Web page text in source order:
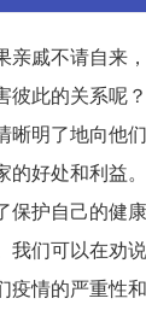
亲戚不请自来
彼此的关系呢
晰明了地向他
的好处和利益
保护自己的健
我们可以在劝
疫情的严重性